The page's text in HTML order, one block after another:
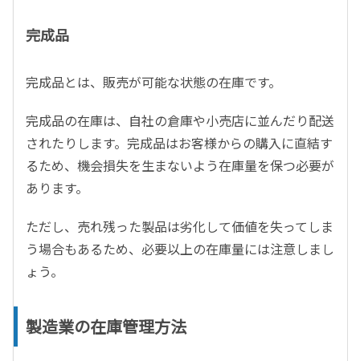
完成品
完成品とは、販売が可能な状態の在庫です。
完成品の在庫は、自社の倉庫や小売店に並んだり配送
されたりします。完成品はお客様からの購入に直結す
るため、機会損失を生まないよう在庫量を保つ必要が
あります。
ただし、売れ残った製品は劣化して価値を失ってしま
う場合もあるため、必要以上の在庫量には注意しまし
ょう。
製造業の在庫管理方法